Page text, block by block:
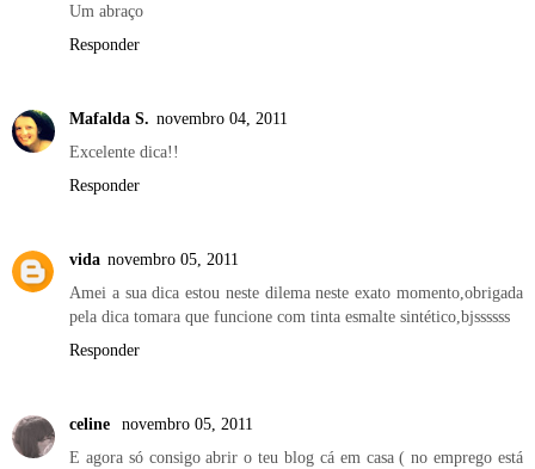
Um abraço
Responder
Mafalda S. novembro 04, 2011
Excelente dica!!
Responder
vida novembro 05, 2011
Amei a sua dica estou neste dilema neste exato momento,obrigada
pela dica tomara que funcione com tinta esmalte sintético,bjssssss
Responder
celine
novembro 05, 2011
E agora só consigo abrir o teu blog cá em casa ( no emprego está